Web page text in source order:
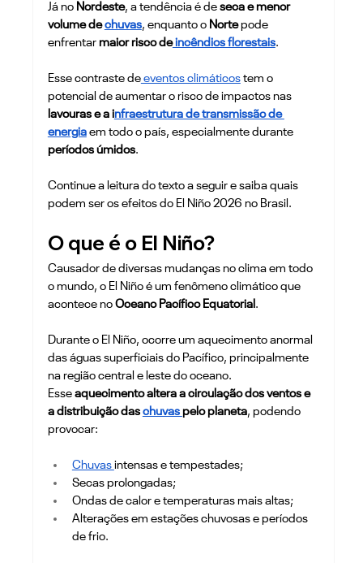
Já no Nordeste, a tendência é de seca e menor
volume de chuvas, enquanto o Norte pode
enfrentar maior risco de incêndios florestais.
Esse contraste de eventos climáticos tem o
potencial de aumentar o risco de impactos nas
lavouras e a infraestrutura de transmissão de
energia em todo o país, especialmente durante
períodos úmidos.
Continue a leitura do texto a seguir e saiba quais
podem ser os efeitos do El Niño 2026 no Brasil.
O que é o El Niño?
Causador de diversas mudanças no clima em todo
o mundo, o El Niño é um fenômeno climático que
acontece no Oceano Pacífico Equatorial .
Durante o El Niño, ocorre um aquecimento anormal
das águas superficiais do Pacífico, principalmente
na região central e leste do oceano.
Esse aquecimento altera a circulação dos ventos e
a distribuição das chuvas pelo planeta, podendo
provocar:
Chuvas intensas e tempestades;
Secas prolongadas;
Ondas de calor e temperaturas mais altas;
Alterações em estações chuvosas e períodos
de frio.